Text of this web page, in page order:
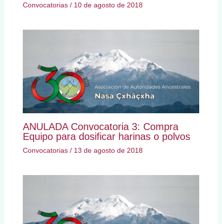
Convocatorias/ 10 de agosto de 2018
ANULADA Convocatoria 3: Compra
Equipo para dosificar harinas o polvos
Convocatorias/ 13 de agosto de 2018